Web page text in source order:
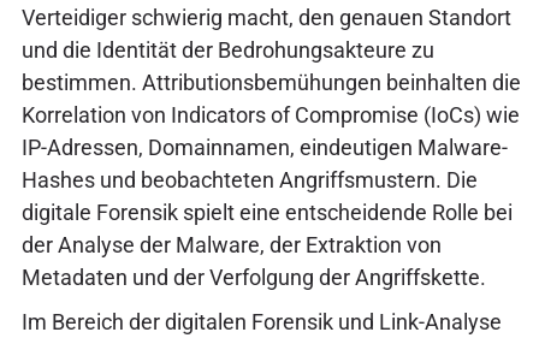
Verteidiger schwierig macht, den genauen Standort
und die Identität der Bedrohungsakteure zu
bestimmen. Attributionsbemühungen beinhalten die
Korrelation von Indicators of Compromise (IoCs) wie
IP-Adressen, Domainnamen, eindeutigen Malware-
Hashes und beobachteten Angriffsmustern. Die
digitale Forensik spielt eine entscheidende Rolle bei
der Analyse der Malware, der Extraktion von
Metadaten und der Verfolgung der Angriffskette.
Im Bereich der digitalen Forensik und Link-Analyse